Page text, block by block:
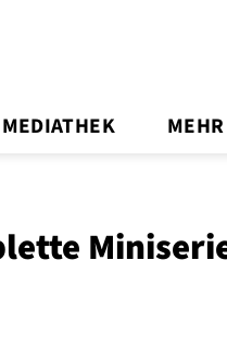
MEDIATHEK MEHR